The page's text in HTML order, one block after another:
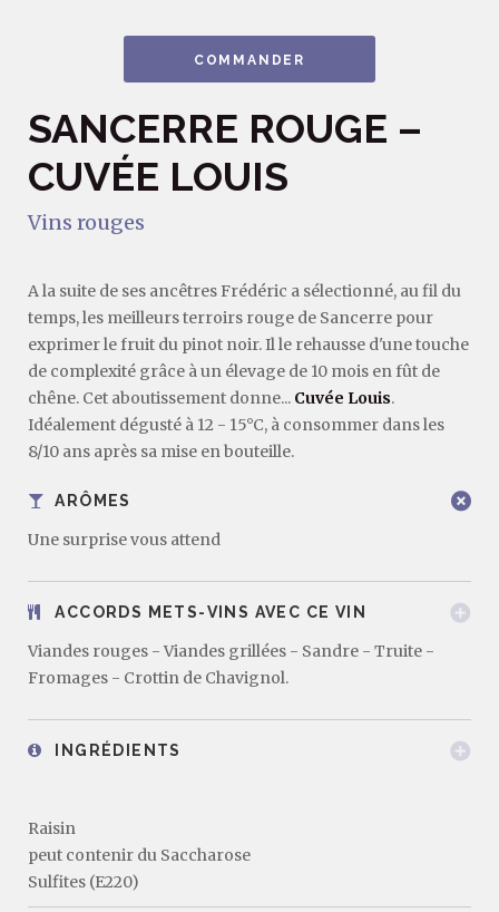
COMMANDER
SANCERRE ROUGE –
CUVÉE LOUIS
Vins rouges
A la suite de ses ancêtres Frédéric a sélectionné, au fil du
temps, les meilleurs terroirs rouge de Sancerre pour
exprimer le fruit du pinot noir. Il le rehausse d'une touche
de complexité grâce à un élevage de 10 mois en fût de
chêne. Cet aboutissement donne... Cuvée Louis.
Idéalement dégusté à 12 - 15°C, à consommer dans les
8/10 ans après sa mise en bouteille.
ARÔMES
Une surprise vous attend
ACCORDS METS-VINS AVEC CE VIN
Viandes rouges - Viandes grillées - Sandre - Truite -
Fromages - Crottin de Chavignol.
INGRÉDIENTS
Raisin
peut contenir du Saccharose
Sulfites (E220)